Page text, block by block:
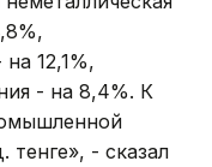
12,1%,
- на 8,4%. К
тенге», - сказал